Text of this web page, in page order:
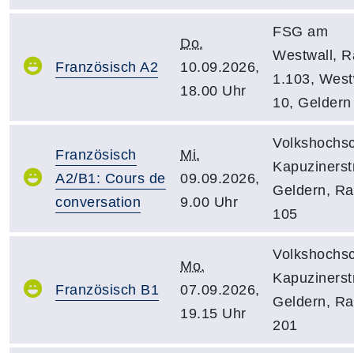
Französisch A2
Do.
10.09.2026,
18.00 Uhr
FSG am
Westwall,
1.103,
10, Geldern
Französisch
A2/B1: Cours de
conversation
Mi.
09.09.2026,
9.00 Uhr
Geldern,
105
Französisch B1
Mo.
07.09.2026,
19.15 Uhr
Geldern,
201